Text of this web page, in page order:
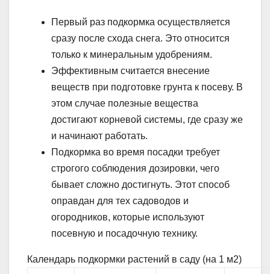
Первый раз подкормка осуществляется
сразу после схода снега. Это относится
только к минеральным удобрениям.
Эффективным считается внесение
веществ при подготовке грунта к посеву. В
этом случае полезные вещества
достигают корневой системы, где сразу же
и начинают работать.
Подкормка во время посадки требует
строгого соблюдения дозировки, чего
бывает сложно достигнуть. Этот способ
оправдан для тех садоводов и
огородников, которые используют
посевную и посадочную технику.
Календарь подкормки растений в саду (на 1 м2)